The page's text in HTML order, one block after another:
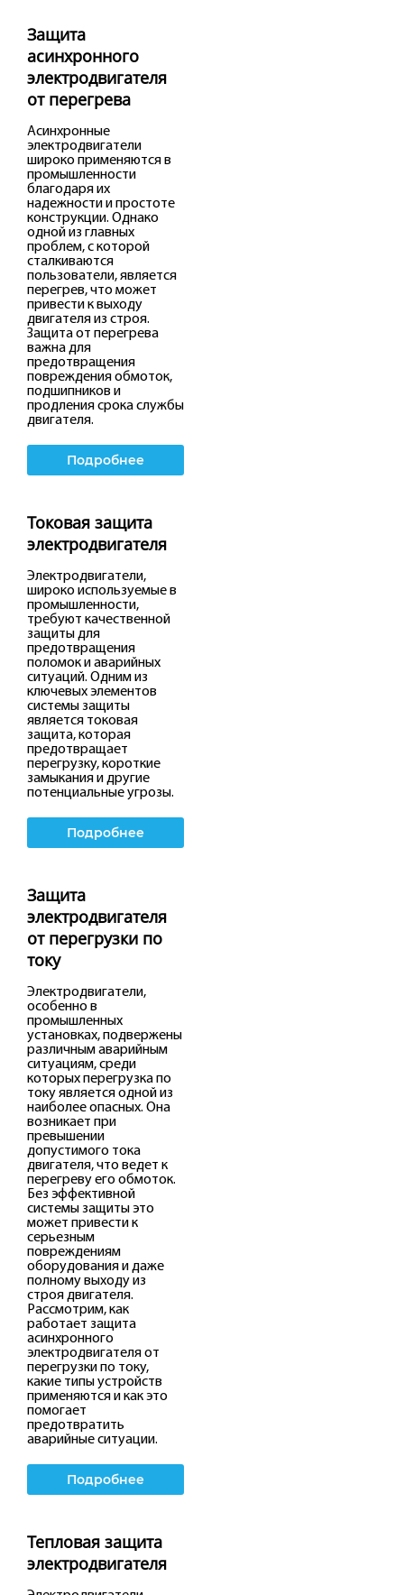
Защита
асинхронного
электродвигателя
от перегрева
Асинхронные
электродвигатели
широко применяются в
промышленности
благодаря их
надежности и простоте
конструкции. Однако
одной из главных
проблем, с которой
сталкиваются
пользователи, является
перегрев, что может
привести к выходу
двигателя из строя.
Защита от перегрева
важна для
предотвращения
повреждения обмоток,
подшипников и
продления срока службы
двигателя.
Подробнее
Токовая защита
электродвигателя
Электродвигатели,
широко используемые в
промышленности,
требуют качественной
защиты для
предотвращения
поломок и аварийных
ситуаций. Одним из
ключевых элементов
системы защиты
является токовая
защита, которая
предотвращает
перегрузку, короткие
замыкания и другие
потенциальные угрозы.
Подробнее
Защита
электродвигателя
от перегрузки по
току
Электродвигатели,
особенно в
промышленных
установках, подвержены
различным аварийным
ситуациям, среди
которых перегрузка по
току является одной из
наиболее опасных. Она
возникает при
превышении
допустимого тока
двигателя, что ведет к
перегреву его обмоток.
Без эффективной
системы защиты это
может привести к
серьезным
повреждениям
оборудования и даже
полному выходу из
строя двигателя.
Рассмотрим, как
работает защита
асинхронного
электродвигателя от
перегрузки по току,
какие типы устройств
применяются и как это
помогает
предотвратить
аварийные ситуации.
Подробнее
Тепловая защита
электродвигателя